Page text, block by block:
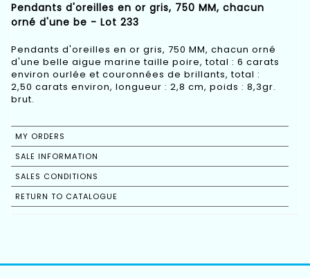
Pendants d'oreilles en or gris, 750 MM, chacun
orné d'une be - Lot 233
Pendants d'oreilles en or gris, 750 MM, chacun orné
d'une belle aigue marine taille poire, total : 6 carats
environ ourlée et couronnées de brillants, total :
2,50 carats environ, longueur : 2,8 cm, poids : 8,3gr.
brut.
MY ORDERS
SALE INFORMATION
SALES CONDITIONS
RETURN TO CATALOGUE